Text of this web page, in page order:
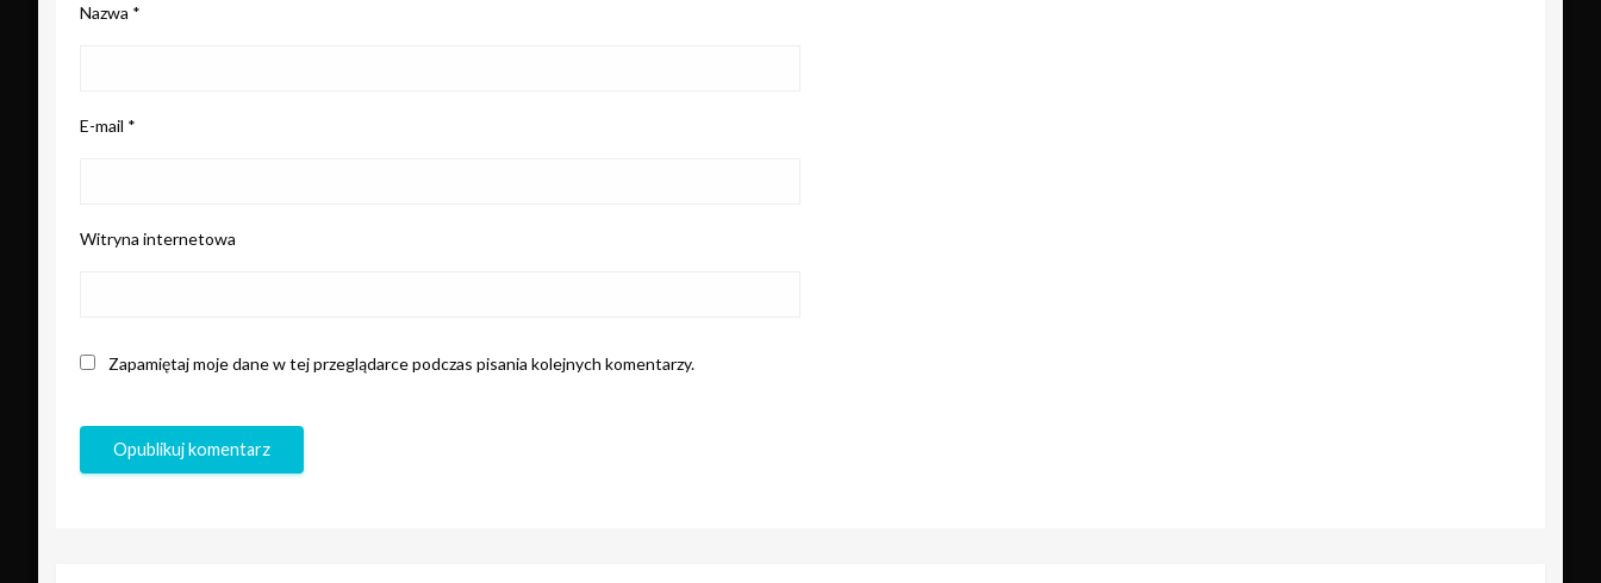
Nazwa *
E-mail *
Witryna internetowa
Zapamiętaj moje dane w tej przeglądarce podczas pisania kolejnych komentarzy.